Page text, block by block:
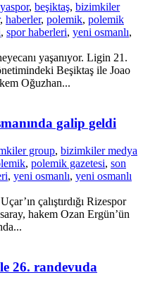
, beşiktaş, bizimkiler
, haberler, polemik, polemik
, spor haberleri, yeni osmanlı,
yaşanıyor. Ligin 21.
Beşiktaş ile Joao
Oğuzhan...
galip geldi
group, bizimkiler medya
, polemik gazetesi, son
, yeni osmanlı, yeni osmanlı
çalıştırdığı Rizespor
hakem Ozan Ergün’ün
26. randevuda